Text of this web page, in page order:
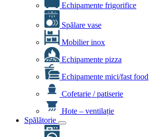
Echipamente frigorifice
Spălare vase
Mobilier inox
Echipamente pizza
Echipamente mici/fast food
Cofetarie / patiserie
Hote – ventilație
Spălătorie